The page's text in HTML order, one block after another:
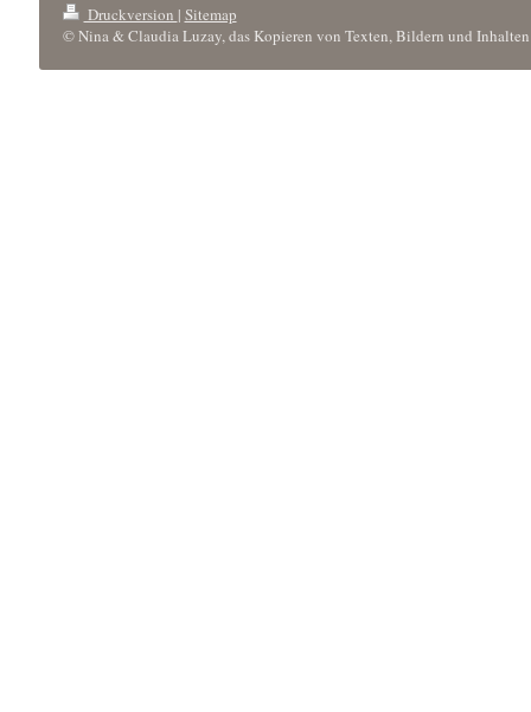
Druckversion | Sitemap
© Nina & Claudia Luzay, das Kopieren von Texten, Bildern und